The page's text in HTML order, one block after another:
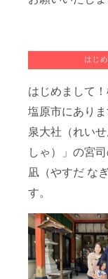
はじめまして
塩原市にあり
泉大社（れい
しゃ）」の宮
凪（やすだ な
す。